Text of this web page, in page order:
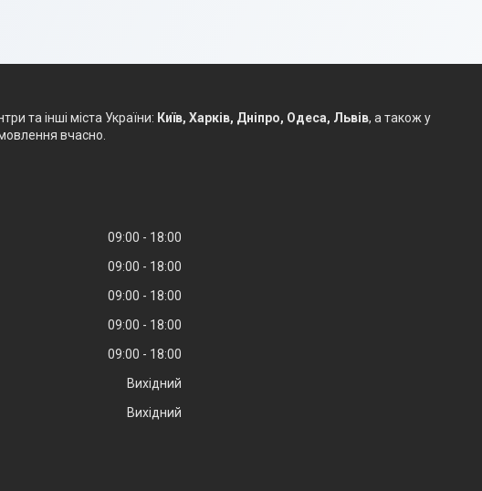
та інші міста України: Київ, Харків, Дніпро, Одеса, Львів, а також у
вчасно.
09:00
18:00
09:00
18:00
09:00
18:00
09:00
18:00
09:00
18:00
Вихідний
Вихідний